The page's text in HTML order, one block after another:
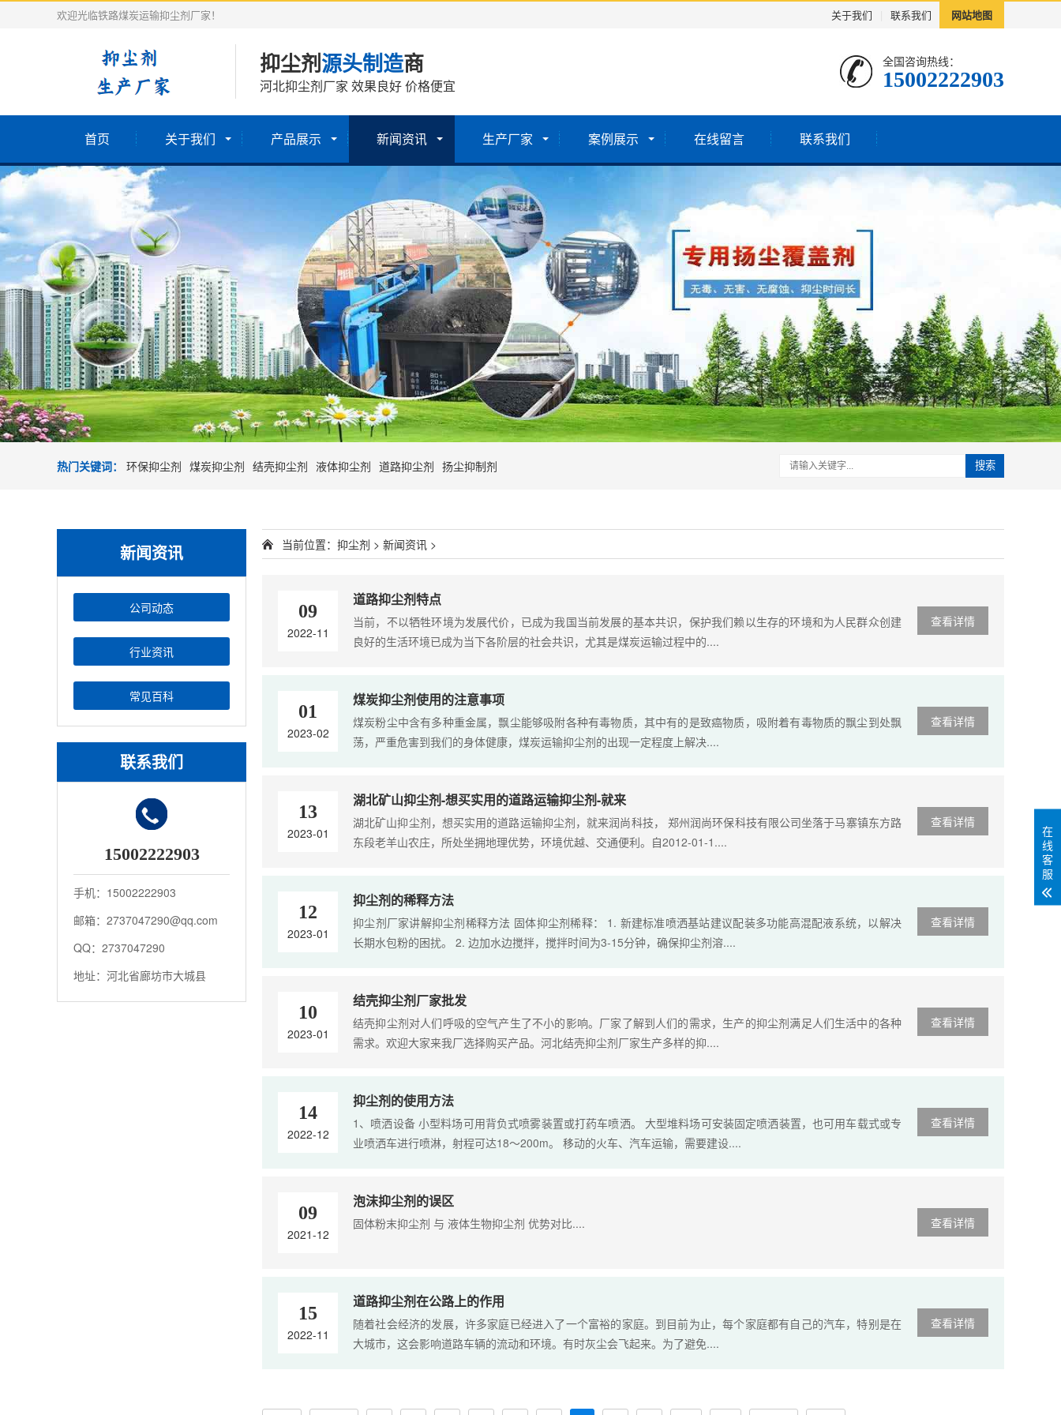
关于我们 联系我们 网站地图
欢迎光临铁路煤炭运输抑尘剂厂家！
抑尘剂源头制造商
河北抑尘剂厂家 效果良好 价格便宜
全国咨询热线：
15002222903
首页 关于我们 产品展示 新闻资讯 生产厂家 案例展示 在线留言 联系我们
热门关键词： 环保抑尘剂 煤炭抑尘剂 结壳抑尘剂 液体抑尘剂 道路抑尘剂 扬尘抑制剂 搜索
新闻资讯
公司动态
行业资讯
常见百科
联系我们
15002222903
手机：15002222903
邮箱：2737047290@qq.com
QQ：2737047290
地址：河北省廊坊市大城县
当前位置： 抑尘剂 > 新闻资讯 >
查看详情
09
2022-11
道路抑尘剂特点
当前，不以牺牲环境为发展代价，已成为我国当前发展的基本共识，保护我们赖以生存的环境和为人民群众创建
良好的生活环境已成为当下各阶层的社会共识，尤其是煤炭运输过程中的....
查看详情
01
2023-02
煤炭抑尘剂使用的注意事项
煤炭粉尘中含有多种重金属，飘尘能够吸附各种有毒物质，其中有的是致癌物质，吸附着有毒物质的飘尘到处飘
荡，严重危害到我们的身体健康，煤炭运输抑尘剂的出现一定程度上解决....
查看详情
13
2023-01
湖北矿山抑尘剂-想买实用的道路运输抑尘剂-就来
湖北矿山抑尘剂，想买实用的道路运输抑尘剂，就来润尚科技， 郑州润尚环保科技有限公司坐落于马寨镇东方路
东段老羊山农庄，所处坐拥地理优势，环境优越、交通便利。自2012-01-1....
查看详情
12
2023-01
抑尘剂的稀释方法
抑尘剂厂家讲解抑尘剂稀释方法 固体抑尘剂稀释： 1. 新建标准喷洒基站建议配装多功能高混配液系统，以解决
长期水包粉的困扰。 2. 边加水边搅拌，搅拌时间为3-15分钟，确保抑尘剂溶....
查看详情
10
2023-01
结壳抑尘剂厂家批发
结壳抑尘剂对人们呼吸的空气产生了不小的影响。厂家了解到人们的需求，生产的抑尘剂满足人们生活中的各种
需求。欢迎大家来我厂选择购买产品。河北结壳抑尘剂厂家生产多样的抑....
查看详情
14
2022-12
抑尘剂的使用方法
1、喷洒设备 小型料场可用背负式喷雾装置或打药车喷洒。 大型堆料场可安装固定喷洒装置，也可用车载式或专
业喷洒车进行喷淋，射程可达18～200m。 移动的火车、汽车运输，需要建设....
查看详情
09
2021-12
泡沫抑尘剂的误区
固体粉末抑尘剂 与 液体生物抑尘剂 优势对比....
查看详情
15
2022-11
道路抑尘剂在公路上的作用
随着社会经济的发展，许多家庭已经进入了一个富裕的家庭。到目前为止，每个家庭都有自己的汽车，特别是在
大城市，这会影响道路车辆的流动和环境。有时灰尘会飞起来。为了避免....
在
线
客
服